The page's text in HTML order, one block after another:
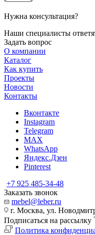
Нужна консультация?
Наши специалисты
Задать вопрос
О компании
Каталог
Как купить
Проекты
Новости
Контакты
Вконтакте
Instagram
Telegram
MAX
WhatsApp
Яндекс.Дзен
Pinterest
+7 925 485-34-48
Заказать звонок
mebel@leber.ru
г. Москва, ул.
Подписаться на рассылку
Политика